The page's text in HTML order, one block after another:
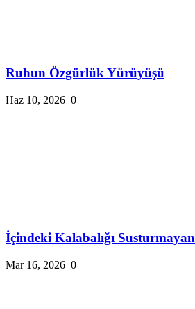
Ruhun Özgürlük Yürüyüşü
Haz 10, 2026 0
İçindeki Kalabalığı
Mar 16, 2026 0